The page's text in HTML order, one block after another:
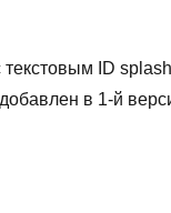
ID
в 1-й